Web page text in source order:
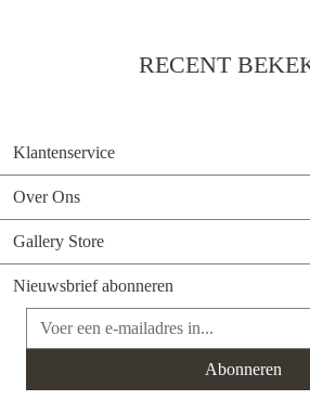
RECENT
Klantenservice
Over Ons
Gallery Store
Nieuwsbrief abonneren
E-mailadres*
Abonneren